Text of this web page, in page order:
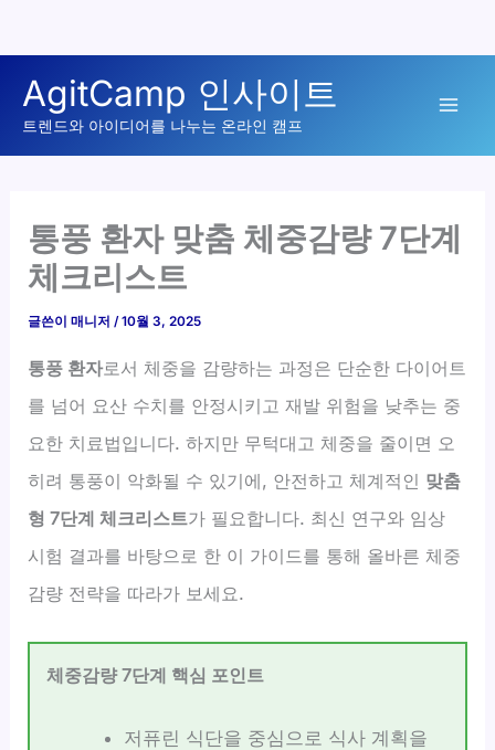
로
AgitCamp 인사이트
트렌드와 아이디어를 나누는 온라인 캠프
통풍 환자 맞춤 체중감량 7단계
체크리스트
글쓴이매니저/10월 3, 2025
통풍 환자로서 체중을 감량하는 과정은 단순한 다이어트
를 넘어 요산 수치를 안정시키고 재발 위험을 낮추는 중
요한 치료법입니다. 하지만 무턱대고 체중을 줄이면 오
히려 통풍이 악화될 수 있기에, 안전하고 체계적인 맞춤
형 7단계 체크리스트가 필요합니다. 최신 연구와 임상
시험 결과를 바탕으로 한 이 가이드를 통해 올바른 체중
감량 전략을 따라가 보세요.
체중감량 7단계 핵심 포인트
저퓨린 식단을 중심으로 식사 계획을